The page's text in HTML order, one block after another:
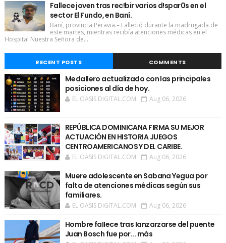
Fallece joven tras rec!bir varios d!spar0s en el
sector El Fundo, en Baní.
Baní, provincia Peravia.– Falleció durante la madrugada de
este martes, mientras recibía atenciones médicas en el
Hospital Nuestra Señora de...
RECENT POSTS COMMENTS
Medallero actualizado con las principales
posiciones al día de hoy.
EL OASIS DIGITAL.COM Aug 06, 2026
REPÚBLICA DOMINICANA FIRMA SU MEJOR
ACTUACIÓN EN HISTORIA JUEGOS
CENTROAMERICANOS Y DEL CARIBE.
EL OASIS DIGITAL.COM Aug 06, 2026
Muere adolescente en Sabana Yegua por
falta de atenciones médicas según sus
familiares.
EL OASIS DIGITAL.COM Aug 06, 2026
Hombre faIIece tras Ianzarzarse del puente
Juan Bosch fue por... más